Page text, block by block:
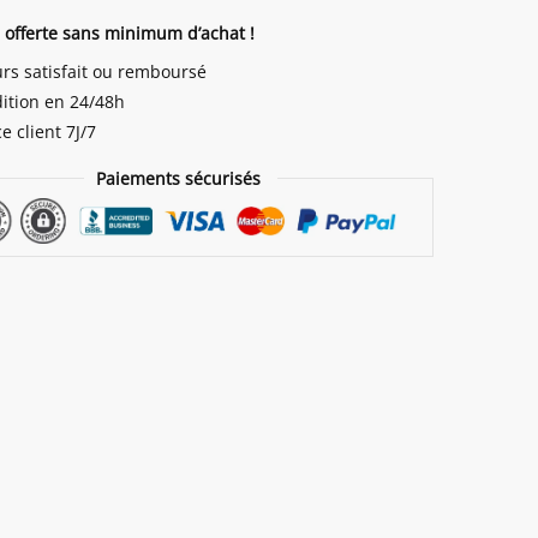
offerte sans minimum d’achat !
satisfait ou remboursé
en 24/48h
client 7J/7
Paiements sécurisés